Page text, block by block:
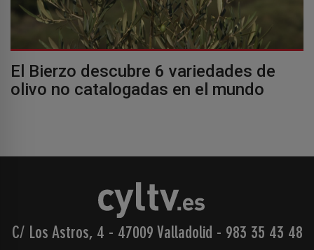
El Bierzo descubre 6 variedades de
olivo no catalogadas en el mundo
C/ Los Astros, 4 - 47009 Valladolid - 983 35 43 48